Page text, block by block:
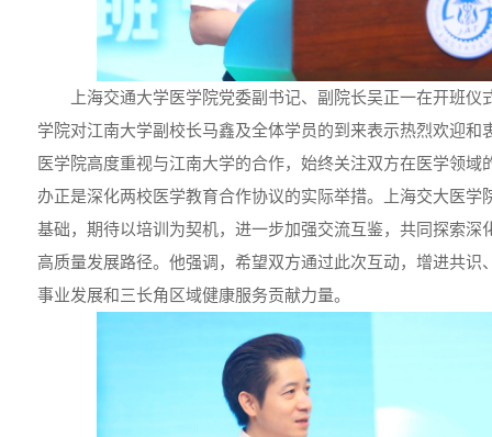
上海交通大学医学院党委副书记、副院长吴正一在开班
学院对江南大学副校长马鑫及全体学员的到来表示热烈欢迎和
医学院高度重视与江南大学的合作，始终关注双方在医学领域
办正是深化两校医学教育合作协议的实际举措。上海交大医学
基础，期待以培训为契机，进一步加强交流互鉴，共同探索深
高质量发展路径。他强调，希望双方通过此次互动，增进共识
事业发展和三长角区域健康服务贡献力量。